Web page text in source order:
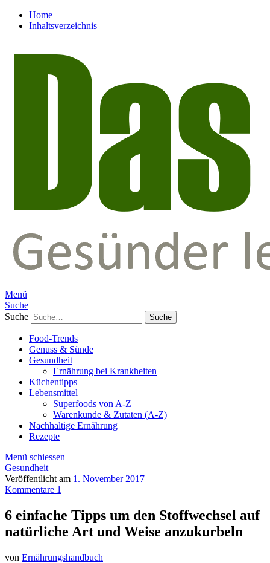
Home
Inhaltsverzeichnis
Menü
Suche
Suche
Food-Trends
Genuss & Sünde
Gesundheit
Ernährung bei Krankheiten
Küchentipps
Lebensmittel
Superfoods von A-Z
Warenkunde & Zutaten (A-Z)
Nachhaltige Ernährung
Rezepte
Menü schiessen
Gesundheit
Veröffentlicht am 1. November 2017
Kommentare 1
6 einfache Tipps um den Stoffwechsel auf
natürliche Art und Weise anzukurbeln
von Ernährungshandbuch